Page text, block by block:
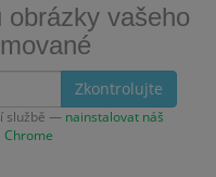
vašeho
Zkontrolujte
službě — nainstalovat náš
Chrome